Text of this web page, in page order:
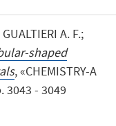
A. F.;
shaped
, «CHEMISTRY-A
3043 - 3049